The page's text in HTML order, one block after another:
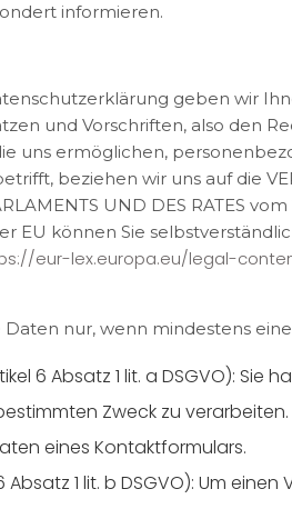
informieren.
geben wir
und Vorschriften, also den
uns ermöglichen,
beziehen wir uns auf die
UND DES RATES
EU können Sie
eur-lex.europa.eu/legal-
nur, wenn mindestens
6 Absatz 1 lit. a DSGVO): Sie
Zweck zu
eines Kontaktformulars.
Absatz 1 lit. b DSGVO): Um